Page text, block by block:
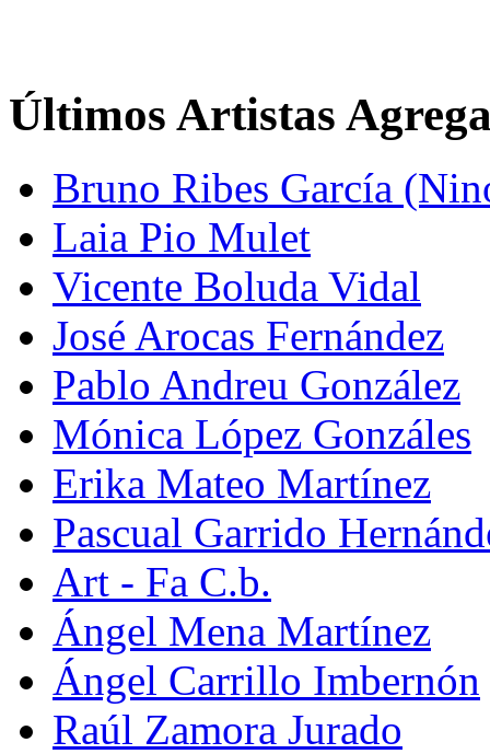
Últimos Artistas
Bruno Ribes García
Laia Pio Mulet
Vicente Boluda Vidal
José Arocas Fernández
Pablo Andreu González
Mónica López Gonzáles
Erika Mateo Martínez
Pascual Garrido
Art - Fa C.b.
Ángel Mena Martínez
Ángel Carrillo Imbernón
Raúl Zamora Jurado